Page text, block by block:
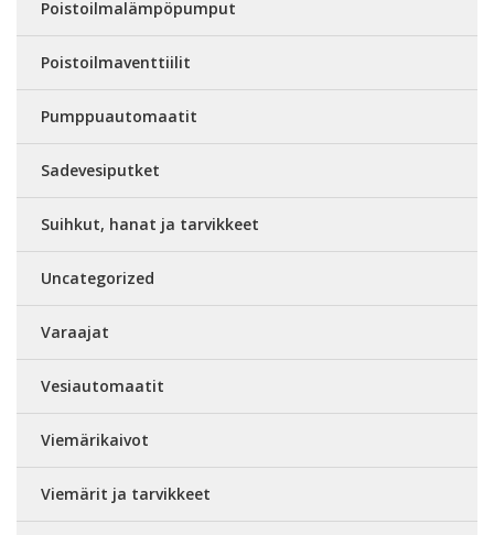
Poistoilmalämpöpumput
Poistoilmaventtiilit
Pumppuautomaatit
Sadevesiputket
Suihkut, hanat ja tarvikkeet
Uncategorized
Varaajat
Vesiautomaatit
Viemärikaivot
Viemärit ja tarvikkeet